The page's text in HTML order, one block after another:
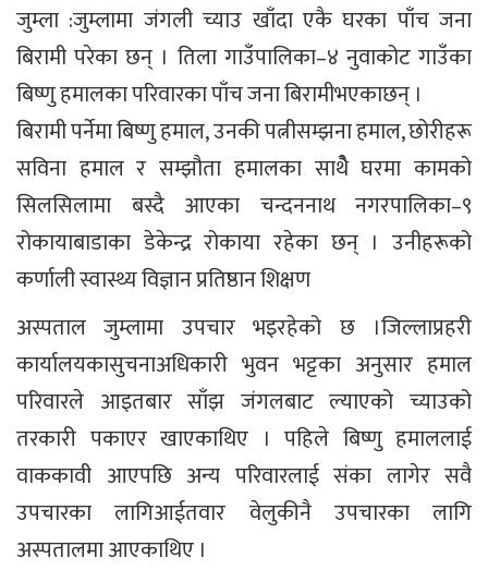
जुम्ला :जुम्लामा जंगली च्याउ खाँदा एकै घरका पाँच जना
बिरामी परेका छन् । तिला गाउँपालिका–४ नुवाकोट गाउँका
बिष्णु हमालका परिवारका पाँच जना बिरामीभएकाछन् ।
बिरामी पर्नेमा बिष्णु हमाल, उनकी पत्नीसम्झना हमाल, छोरीहरू
सविना हमाल र सम्झौता हमालका साथैे घरमा कामको
सिलसिलामा बस्दै आएका चन्दननाथ नगरपालिका–९
रोकायाबाडाका डेकेन्द्र रोकाया रहेका छन् । उनीहरूको
कर्णाली स्वास्थ्य विज्ञान प्रतिष्ठान शिक्षण
अस्पताल जुम्लामा उपचार भइरहेको छ ।जिल्लाप्रहरी
कार्यालयकासुचनाअधिकारी भुवन भट्टका अनुसार हमाल
परिवारले आइतबार साँझ जंगलबाट ल्याएको च्याउको
तरकारी पकाएर खाएकाथिए । पहिले बिष्णु हमाललाई
वाककावी आएपछि अन्य परिवारलाई संका लागेर सवै
उपचारका लागिआईतवार वेलुकीनै उपचारका लागि
अस्पतालमा आएकाथिए ।